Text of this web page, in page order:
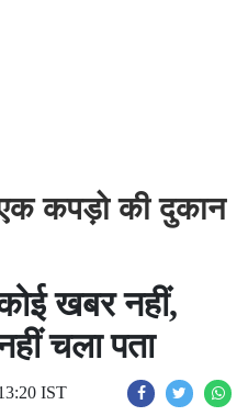
कपड़ो की दुकान
खबर नहीं,
चला पता
IST